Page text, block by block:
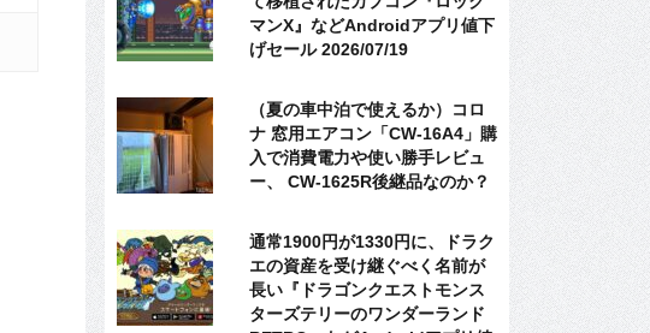
マンX』などAndroidアプリ値下
げセール 2026/07/19
（夏の車中泊で使えるか）コロ
ナ 窓用エアコン「CW-16A4」購
入で消費電力や使い勝手レビュ
ー、 CW-1625R後継品なのか？
通常1900円が1330円に、ドラク
エの資産を受け継ぐべく名前が
長い『ドラゴンクエストモンス
ターズテリーのワンダーランド